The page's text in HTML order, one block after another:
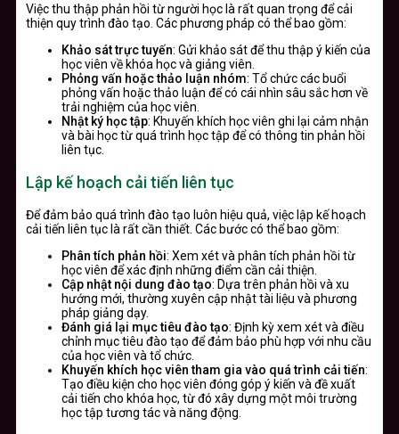
Việc thu thập phản hồi từ người học là rất quan trọng để cải
thiện quy trình đào tạo. Các phương pháp có thể bao gồm:
Khảo sát trực tuyến: Gửi khảo sát để thu thập ý kiến của
học viên về khóa học và giảng viên.
Phỏng vấn hoặc thảo luận nhóm: Tổ chức các buổi
phỏng vấn hoặc thảo luận để có cái nhìn sâu sắc hơn về
trải nghiệm của học viên.
Nhật ký học tập: Khuyến khích học viên ghi lại cảm nhận
và bài học từ quá trình học tập để có thông tin phản hồi
liên tục.
Lập kế hoạch cải tiến liên tục
Để đảm bảo quá trình đào tạo luôn hiệu quả, việc lập kế hoạch
cải tiến liên tục là rất cần thiết. Các bước có thể bao gồm:
Phân tích phản hồi: Xem xét và phân tích phản hồi từ
học viên để xác định những điểm cần cải thiện.
Cập nhật nội dung đào tạo: Dựa trên phản hồi và xu
hướng mới, thường xuyên cập nhật tài liệu và phương
pháp giảng dạy.
Đánh giá lại mục tiêu đào tạo: Định kỳ xem xét và điều
chỉnh mục tiêu đào tạo để đảm bảo phù hợp với nhu cầu
của học viên và tổ chức.
Khuyến khích học viên tham gia vào quá trình cải tiến:
Tạo điều kiện cho học viên đóng góp ý kiến và đề xuất
cải tiến cho khóa học, từ đó xây dựng một môi trường
học tập tương tác và năng động.